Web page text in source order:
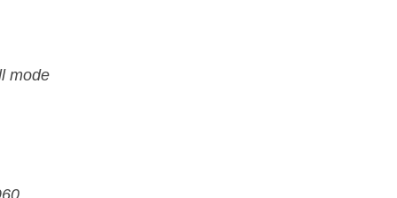
mode